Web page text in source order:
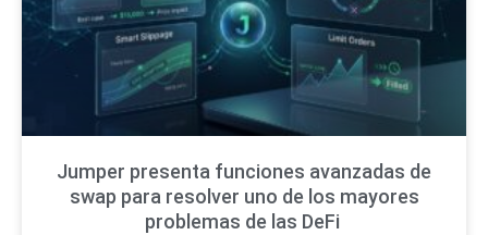
Jumper presenta funciones avanzadas de
swap para resolver uno de los mayores
problemas de las DeFi